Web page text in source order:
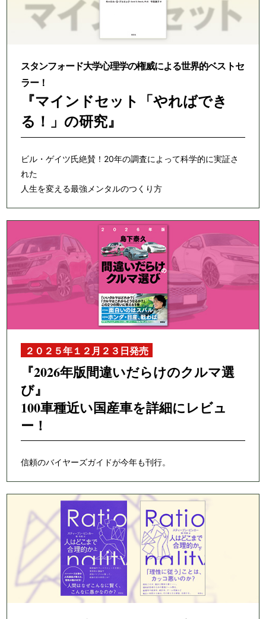
スタンフォード大学心理学の権威による世界的ベストセ
ラー！
『マインドセット「やればでき
る！」の研究』
ビル・ゲイツ氏絶賛！20年の調査によって科学的に実証さ
れた
人生を変える最強メンタルのつくり方
２０２５年１２月２３日発売
『2026年版間違いだらけのクルマ選
び』
100車種近い国産車を詳細にレビュ
ー！
信頼のバイヤーズガイドが今年も刊行。